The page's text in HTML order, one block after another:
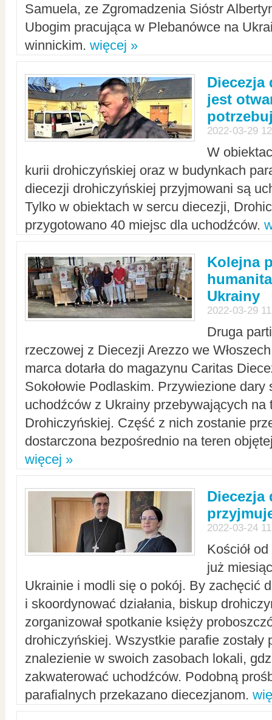
Samuela, ze Zgromadzenia Sióstr
Ubogim pracująca w Plebanówce na
winnickim. więcej »
Diecezja
jest
2022-03-29
W
kurii drohiczyńskiej oraz w budynkach
diecezji drohiczyńskiej przyjmowani są
Tylko w obiektach w sercu diecezji,
przygotowano 40 miejsc dla uchodźców.
Kolejna
Ukrainy
2022-03-29
Druga
rzeczowej z Diecezji Arezzo we
marca dotarła do magazynu Caritas
Sokołowie Podlaskim. Przywiezione dary
uchodźców z Ukrainy przebywających na
Drohiczyńskiej. Część z nich zostanie
dostarczona bezpośrednio na teren
więcej »
Diecezja
2022-03-24
Kościół
już
Ukrainie i modli się o pokój. By zachęcić
i skoordynować działania, biskup
zorganizował spotkanie księży
drohiczyńskiej. Wszystkie parafie zostały
znalezienie w swoich zasobach lokali,
zakwaterować uchodźców. Podobną
parafialnych przekazano diecezjanom.